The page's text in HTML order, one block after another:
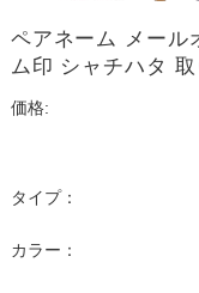
ペアネーム メール
ム印 シャチハタ
価格:
タイプ：
カラー：